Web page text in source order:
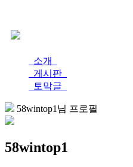
소개
게시판
토막글
58wintop1님 프로필
58wintop1